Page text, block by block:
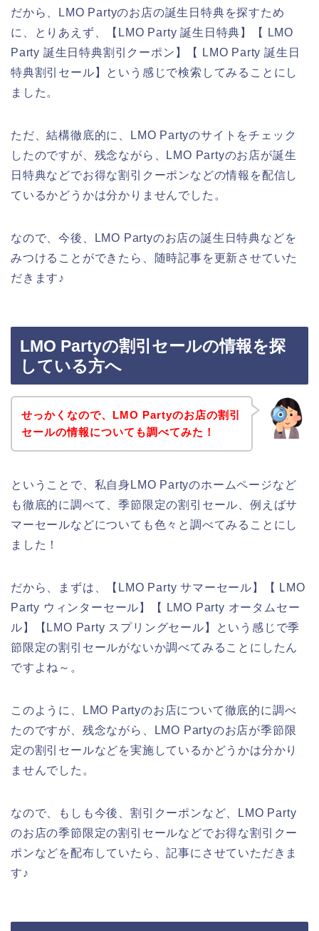
だから、LMO Partyのお店の誕生日特典を探すため
に、とりあえず、【LMO Party 誕生日特典】【 LMO
Party 誕生日特典割引クーポン】【 LMO Party 誕生日
特典割引セール】という感じで検索してみることにし
ました。
ただ、結構徹底的に、LMO Partyのサイトをチェック
したのですが、残念ながら、LMO Partyのお店が誕生
日特典などでお得な割引クーポンなどの情報を配信し
ているかどうかは分かりませんでした。
なので、今後、LMO Partyのお店の誕生日特典などを
みつけることができたら、随時記事を更新させていた
だきます♪
LMO Partyの割引セールの情報を探
している方へ
せっかくなので、LMO Partyのお店の割引
セールの情報についても調べてみた！
ということで、私自身LMO Partyのホームページなど
も徹底的に調べて、季節限定の割引セール、例えばサ
マーセールなどについても色々と調べてみることにし
ました！
だから、まずは、【LMO Party サマーセール】【 LMO
Party ウィンターセール】【 LMO Party オータムセー
ル】【LMO Party スプリングセール】という感じで季
節限定の割引セールがないか調べてみることにしたん
ですよね～。
このように、LMO Partyのお店について徹底的に調べ
たのですが、残念ながら、LMO Partyのお店が季節限
定の割引セールなどを実施しているかどうかは分かり
ませんでした。
なので、もしも今後、割引クーポンなど、LMO Party
のお店の季節限定の割引セールなどでお得な割引クー
ポンなどを配布していたら、記事にさせていただきま
す♪